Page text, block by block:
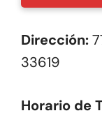
Dirección:
33619
Horario de